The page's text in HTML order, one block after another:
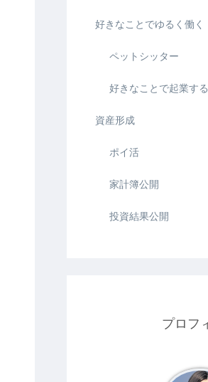
好きなことでゆるく働く
ペットシッター
好きなことで起業する
資産形成
ポイ活
家計簿公開
投資結果公開
プロフ